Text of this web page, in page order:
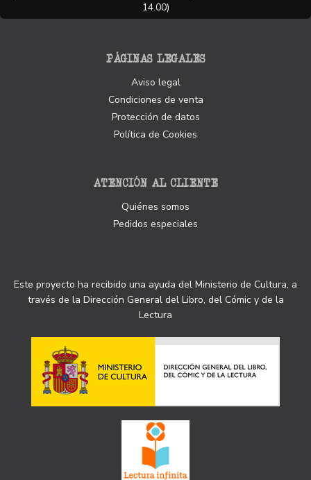
14.00)
PÁGINAS LEGALES
Aviso legal
Condiciones de venta
Protección de datos
Política de Cookies
ATENCIÓN AL CLIENTE
Quiénes somos
Pedidos especiales
Este proyecto ha recibido una ayuda del Ministerio de Cultura, a
través de la Dirección General del Libro, del Cómic y de la
Lectura